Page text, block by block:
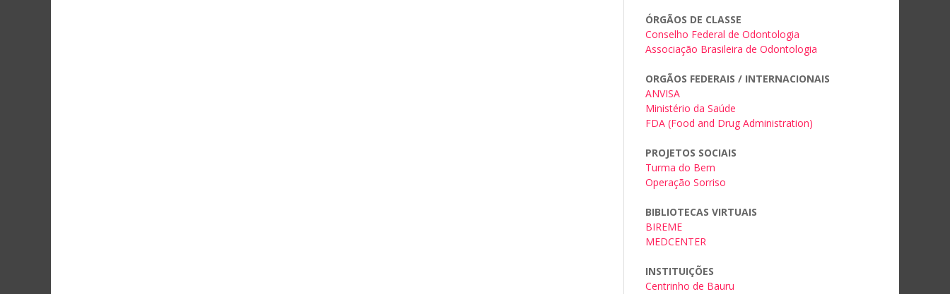
ÓRGÃOS DE CLASSE
Conselho Federal de Odontologia
Associação Brasileira de Odontologia
ORGÃOS FEDERAIS / INTERNACIONAIS
ANVISA
Ministério da Saúde
FDA (Food and Drug Administration)
PROJETOS SOCIAIS
Turma do Bem
Operação Sorriso
BIBLIOTECAS VIRTUAIS
BIREME
MEDCENTER
INSTITUIÇÕES
Centrinho de Bauru